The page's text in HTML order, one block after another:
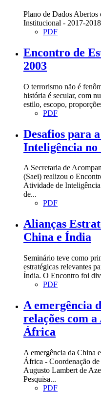
Plano de Dados Abertos
Institucional - 2017-2018
PDF
Encontro de
2003
O terrorismo não é
história é secular, com
estilo, escopo,
PDF
Desafios para
Inteligência no
A Secretaria de
(Saei) realizou o
Atividade de
de...
PDF
Alianças
China e Índia
Seminário teve como
estratégicas relevantes
Índia. O Encontro foi
PDF
A emergência
relações com
África
A emergência da China
África - Coordenação
Augusto Lambert de
Pesquisa...
PDF